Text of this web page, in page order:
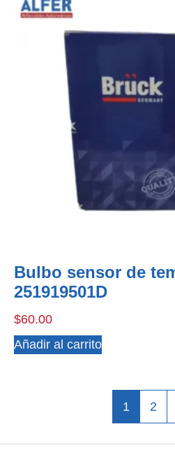
Bulbo sensor de
251919501D
$60.00
Añadir al carrito
1 2